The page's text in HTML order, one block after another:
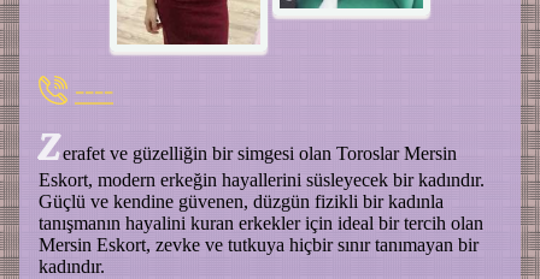
----
Zerafet ve güzelliğin bir simgesi olan Toroslar Mersin
Eskort, modern erkeğin hayallerini süsleyecek bir kadındır.
Güçlü ve kendine güvenen, düzgün fizikli bir kadınla
tanışmanın hayalini kuran erkekler için ideal bir tercih olan
Mersin Eskort, zevke ve tutkuya hiçbir sınır tanımayan bir
kadındır.